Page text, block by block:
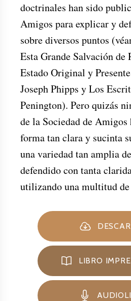
doctrinales han sido
Amigos para explicar y
sobre diversos puntos
Esta Grande Salvación de
Estado Original y
Joseph Phipps y Los
Penington). Pero quizás
de la Sociedad de Amigos
forma tan clara y sucinta
una variedad tan amplia
defendido con tanta
utilizando una multitud
LIBRO